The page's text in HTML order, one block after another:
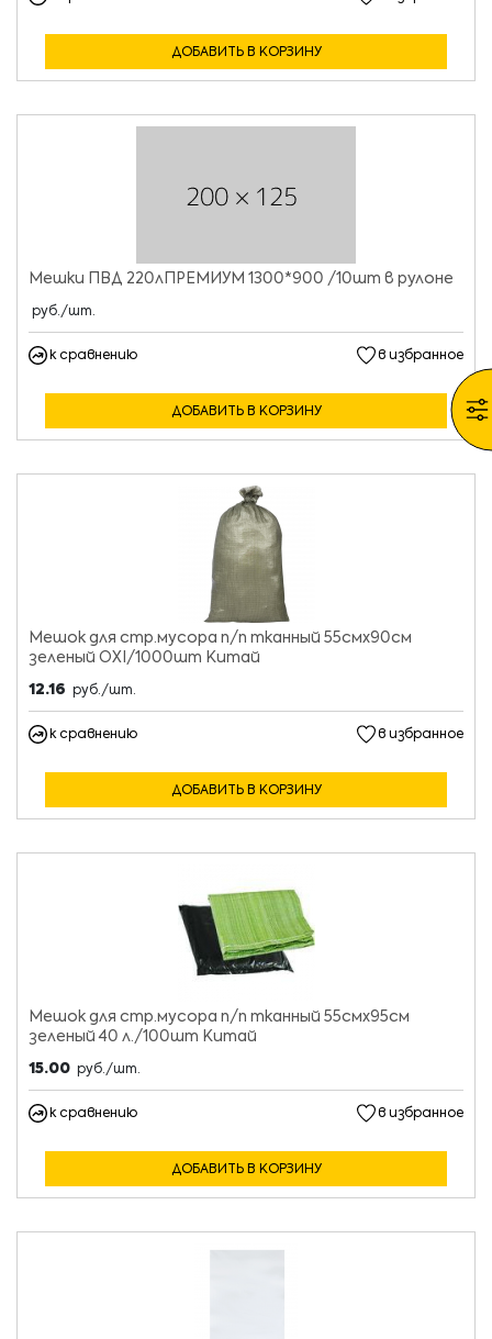
ДОБАВИТЬ В КОРЗИНУ
Мешки ПВД 220лПРЕМИУМ 1300*900 /10шт в рулоне
руб./шт.
к сравнению в избранное
ДОБАВИТЬ В КОРЗИНУ
Мешок для стр.мусора п/п тканный 55смх90см
зеленый OXI/1000шт Китай
12.16 руб./шт.
к сравнению в избранное
ДОБАВИТЬ В КОРЗИНУ
Мешок для стр.мусора п/п тканный 55смх95см
зеленый 40 л./100шт Китай
15.00 руб./шт.
к сравнению в избранное
ДОБАВИТЬ В КОРЗИНУ